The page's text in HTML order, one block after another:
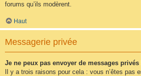
forums qu’ils modèrent.
Haut
Messagerie privée
Je ne peux pas envoyer de messages privés
Il y a trois raisons pour cela : vous n’êtes pas